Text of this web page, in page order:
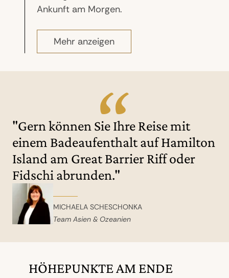
Ankunft am Morgen.
Mehr anzeigen
"Gern können Sie Ihre Reise mit
einem Badeaufenthalt auf Hamilton
Island am Great Barrier Riff oder
Fidschi abrunden."
MICHAELA SCHESCHONKA
Team Asien & Ozeanien
HÖHEPUNKTE AM ENDE